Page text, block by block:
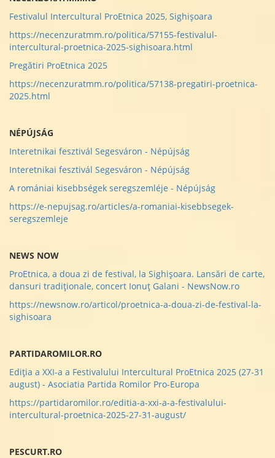
Festivalul Intercultural ProEtnica 2025, Sighișoara
https://necenzuratmm.ro/politica/57155-festivalul-
intercultural-proetnica-2025-sighisoara.html
Pregătiri ProEtnica 2025
https://necenzuratmm.ro/politica/57138-pregatiri-proetnica-
2025.html
NÉPÚJSÁG
Interetnikai fesztivál Segesváron - Népújság
Interetnikai fesztivál Segesváron - Népújság
A romániai kisebbségek seregszemléje - Népújság
https://e-nepujsag.ro/articles/a-romaniai-kisebbsegek-
seregszemleje
NEWS NOW
ProEtnica, a doua zi de festival, la Sighișoara. Lansări de carte,
dansuri tradiționale, concert Ionuț Galani - NewsNow.ro
https://newsnow.ro/articol/proetnica-a-doua-zi-de-festival-la-
sighisoara
PARTIDAROMILOR.RO
Ediţia a XXI-a a Festivalului Intercultural ProEtnica 2025 (27-31
august) - Asociatia Partida Romilor Pro-Europa
https://partidaromilor.ro/editia-a-xxi-a-a-festivalului-
intercultural-proetnica-2025-27-31-august/
PESCURT.RO